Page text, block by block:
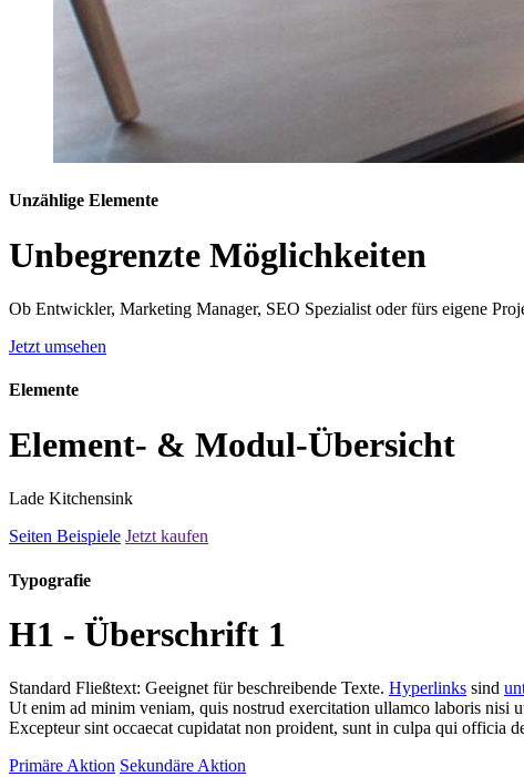
Unzählige Elemente
Unbegrenzte Möglichkeiten
Ob Entwickler, Marketing Manager, SEO Spezialist oder fürs eigene
Jetzt umsehen
Elemente
Element- & Modul-Übersicht
Lade Kitchensink
Seiten Beispiele Jetzt kaufen
Typografie
H1 - Überschrift 1
Standard Fließtext: Geeignet für beschreibende Texte. Hyperlinks sind
Ut enim ad minim veniam, quis nostrud exercitation ullamco laboris nisi
Excepteur sint occaecat cupidatat non proident, sunt in culpa qui officia
Primäre Aktion Sekundäre Aktion